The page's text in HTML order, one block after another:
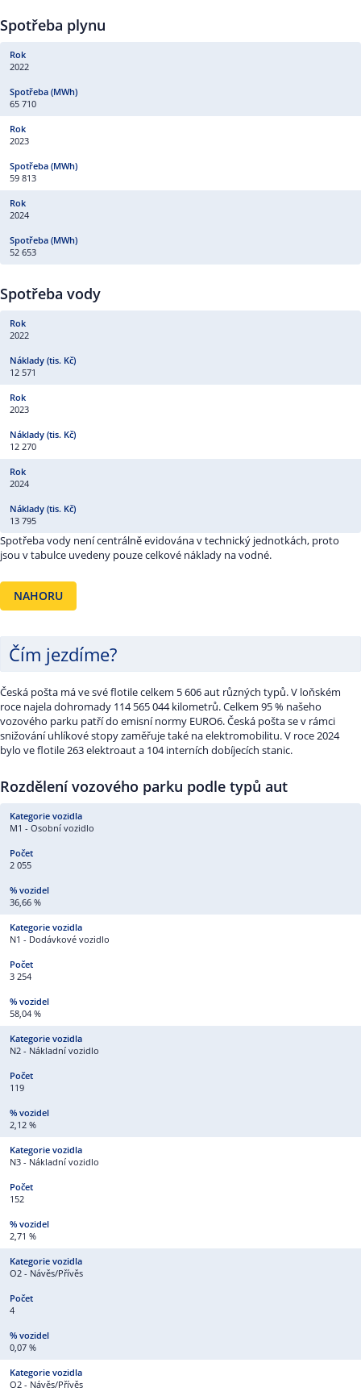
Spotřeba plynu
2022
65 710
2023
59 813
2024
52 653
Spotřeba vody
2022
12 571
2023
12 270
2024
13 795
Spotřeba vody není centrálně evidována v technický jednotkách, proto
jsou v tabulce uvedeny pouze celkové náklady na vodné.
NAHORU
Čím jezdíme?
Česká pošta má ve své flotile celkem 5 606 aut různých typů. V loňském
roce najela dohromady 114 565 044 kilometrů. Celkem 95 % našeho
vozového parku patří do emisní normy EURO6. Česká pošta se v rámci
snižování uhlíkové stopy zaměřuje také na elektromobilitu. V roce 2024
bylo ve flotile 263 elektroaut a 104 interních dobíjecích stanic.
Rozdělení vozového parku podle typů aut
M1 - Osobní vozidlo
2 055
36,66 %
N1 - Dodávkové vozidlo
3 254
58,04 %
N2 - Nákladní vozidlo
119
2,12 %
N3 - Nákladní vozidlo
152
2,71 %
O2 - Návěs/Přívěs
4
0,07 %
O2 - Návěs/Přívěs